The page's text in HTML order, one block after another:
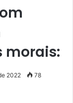
morais:
2022 78